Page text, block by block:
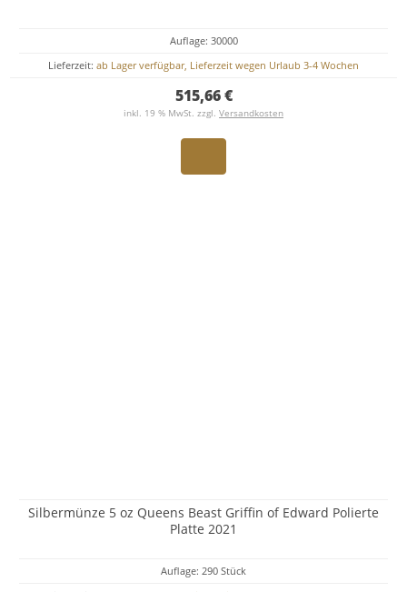
Auflage: 30000
Lieferzeit: ab Lager verfügbar, Lieferzeit wegen Urlaub 3-4 Wochen
515,66 €
inkl. 19 % MwSt. zzgl. Versandkosten
Silbermünze 5 oz Queens Beast Griffin of Edward Polierte
Platte 2021
Auflage: 290 Stück